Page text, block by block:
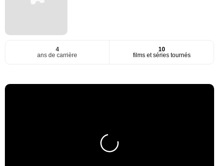
4
ans de carrière
10
films et séries tournés